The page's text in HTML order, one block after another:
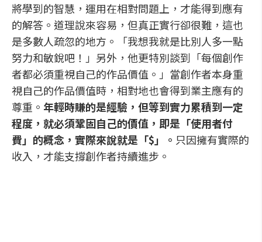
將學到的智慧，運用在相對問題上，才能得到應有
的解答。道理說來容易，但真正實行卻很難，這也
是多數人疏忽的地方。「我想我就是比別人多一點
努力和敏銳吧！」另外，他更特別談到「每個創作
者都必須重視自己的作品價值。」當創作者本身重
視自己的作品價值時，相對地也會得到業主應有的
尊重。 年輕時賺的是經驗，但等到實力累積到一定
程度，就必須鞏固自己的價值，即是「使用者付
費」的概念，實際來說就是「$」。 只因擁有實際的
收入，才能支撐創作者持續進步。